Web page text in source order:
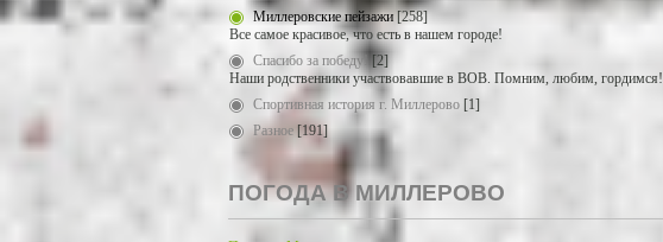
Миллеровские пейзажи [258]
Все самое красивое, что есть в нашем городе!
Спасибо за победу! [2]
Наши родственники участвовавшие в ВОВ. Помним, любим, гордимся!
Спортивная история г. Миллерово [1]
Разное [191]
ПОГОДА В МИЛЛЕРОВО